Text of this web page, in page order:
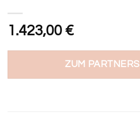
1.423,00 €
ZUM